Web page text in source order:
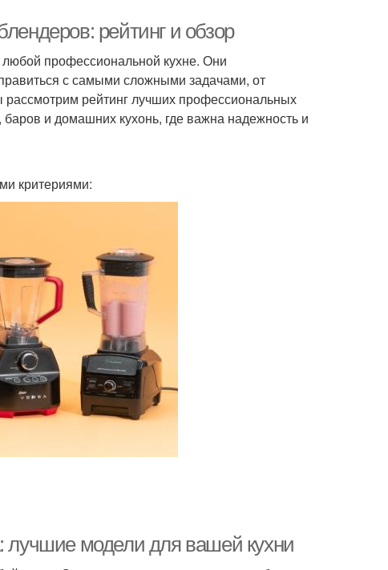
рейтинг и обзор
профессиональной кухне. Они
с самыми сложными задачами, от
рассмотрим рейтинг лучших профессиональных
и домашних кухонь, где важна надежность и
критериями:
модели для вашей кухни